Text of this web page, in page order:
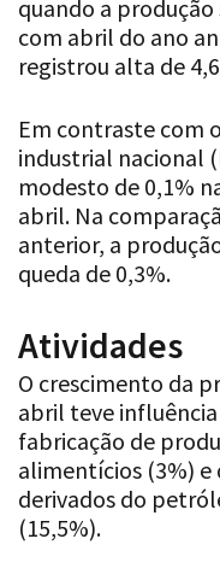
quando a
com abril do ano
registrou alta de
Em contraste com
industrial nacional
modesto de 0,1%
abril. Na
anterior, a
queda de 0,3%.
Atividades
O crescimento da
abril teve
fabricação de
alimentícios (3%)
derivados do
(15,5%).